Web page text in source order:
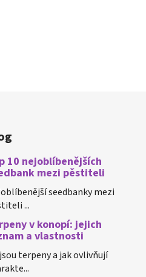
10 nejoblíbenějších
mezi pěstiteli
seedbanky mezi
...
v konopí: jejich
a vlastnosti
terpeny a jak ovlivňují